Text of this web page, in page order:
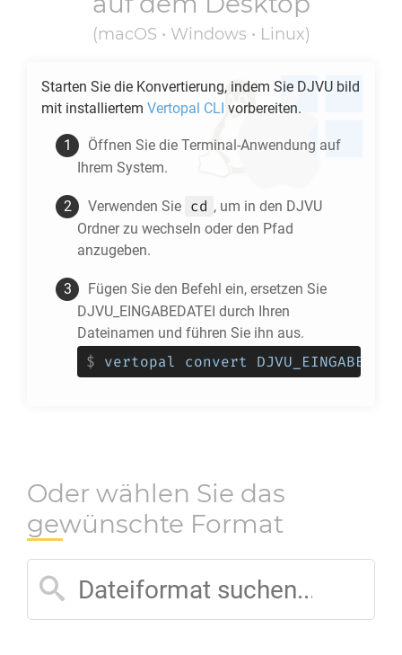
(macOS • Windows • Linux)
Starten Sie die Konvertierung, indem Sie DJVU bild
mit installiertem Vertopal CLI vorbereiten.
Öffnen Sie die Terminal-Anwendung auf
Ihrem System.
Verwenden Sie cd , um in den DJVU
Ordner zu wechseln oder den Pfad
anzugeben.
Fügen Sie den Befehl ein, ersetzen Sie
DJVU_EINGABEDATEI durch Ihren
Dateinamen und führen Sie ihn aus.
$ vertopal convert
Oder wählen Sie das
gewünschte Format